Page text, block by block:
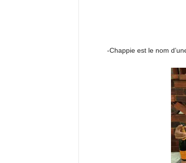
-Chappie est le nom